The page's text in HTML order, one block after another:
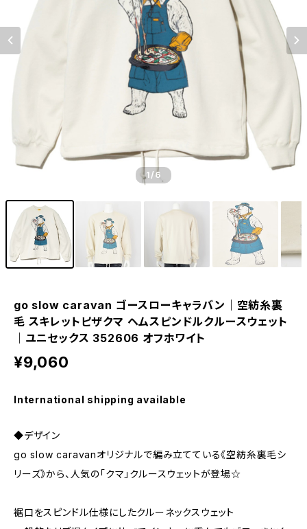
1 /6
go slow caravan ゴースローキャラバン｜空紡糸裏
毛 スキレットピザクマ ヘムスピンドルクルースウェット
｜ユニセックス 352606 オフホワイト
¥9,060
International shipping available
◆デザイン
go slow caravanオリジナルで編み立てている《空紡糸裏毛シ
リーズ》から、人気の「クマ」クルースウェットが登場☆
裾口をスピンドル仕様にしたクルーネックスウェット